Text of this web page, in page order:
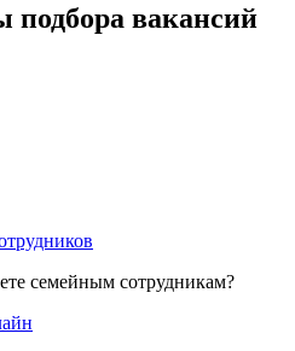
вакансий
семейным сотрудникам?